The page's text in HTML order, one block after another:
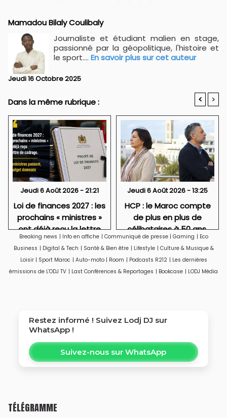
Mamadou Bilaly Coulibaly
Journaliste et étudiant malien en stage,
passionné par la géopolitique, l'histoire et
le sport.... En savoir plus sur cet auteur
Jeudi 16 Octobre 2025
Dans la même rubrique : < >
Jeudi 6 Août 2026 - 21:21
Loi de finances 2027 : les
prochains « ministres »
ont déjà reçu la lettre
de cadrage
Jeudi 6 Août 2026 - 13:25
HCP : le Maroc compte
de plus en plus de
célibataires à 50 ans,
particulièrement des
femmes
Breaking news | Info en affiche | Communiqué de presse | Gaming | Eco
Business | Digital & Tech | Santé & Bien être | Lifestyle | Culture & Musique &
Loisir | Sport Maroc | Auto-moto | Room | Podcasts R212 | Les dernières
émissions de L'ODJ TV | Last Conférences & Reportages | Bookcase | LODJ Média
Restez informé ! Suivez Lodj DJ sur
WhatsApp !
Suivez-nous sur WhatsApp
TÉLÉGRAMME